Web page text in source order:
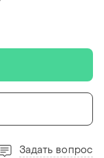
Задать вопрос